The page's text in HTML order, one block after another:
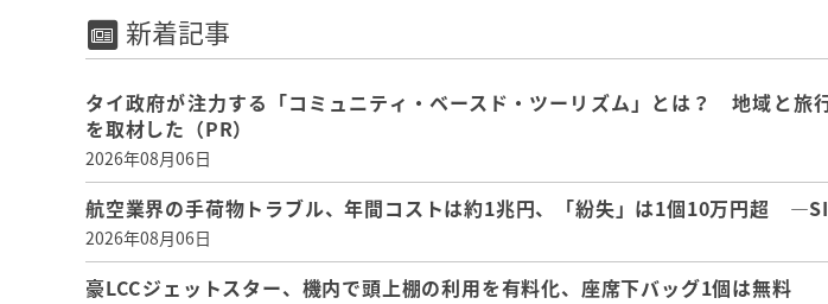
新着記事
タイ政府が注力する「コミュニティ・ベースド・ツーリズム」とは？ 地域と旅
を取材した（PR）
2026年08月06日
航空業界の手荷物トラブル、年間コストは約1兆円、「紛失」は1個10万円超
2026年08月06日
豪LCCジェットスター、機内で頭上棚の利用を有料化、座席下バッグ1個は無料